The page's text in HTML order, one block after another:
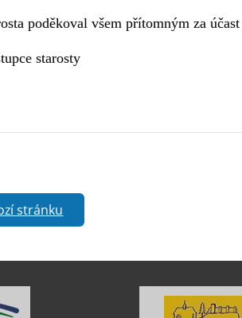
poděkoval všem přítomným za
starosty
stránku